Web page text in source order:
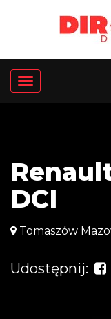
DCI
Tomaszów
Udostępnij: